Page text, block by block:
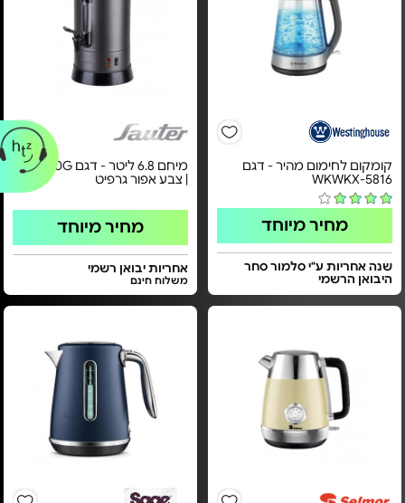
קומקום לחימום מהיר - דגם
WKWKX-5816
מחיר מיוחד
שנה אחריות ע"י סלמור סחר
היבואן הרשמי
מיחם 6.8 ליטר - דגם WB1230G
| צבע אפור גרפיט
מחיר מיוחד
אחריות יבואן רשמי
משלוח חינם